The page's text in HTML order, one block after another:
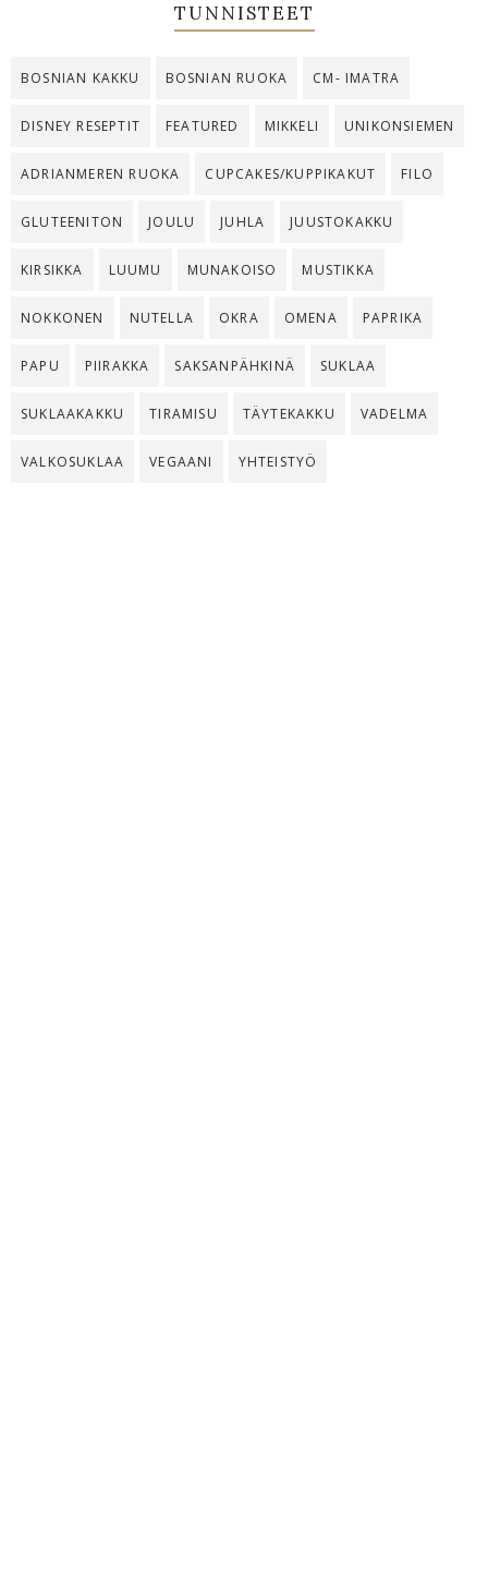
TUNNISTEET
BOSNIAN KAKKU BOSNIAN RUOKA CM- IMATRA
DISNEY RESEPTIT FEATURED MIKKELI UNIKONSIEMEN
ADRIANMEREN RUOKA CUPCAKES/KUPPIKAKUT FILO
GLUTEENITON JOULU JUHLA JUUSTOKAKKU
KIRSIKKA LUUMU MUNAKOISO MUSTIKKA
NOKKONEN NUTELLA OKRA OMENA PAPRIKA
PAPU PIIRAKKA SAKSANPÄHKINÄ SUKLAA
SUKLAAKAKKU TIRAMISU TÄYTEKAKKU VADELMA
VALKOSUKLAA VEGAANI YHTEISTYÖ